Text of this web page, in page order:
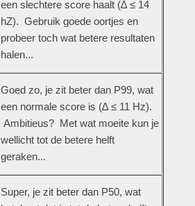
een slechtere score haalt (∆ ≤ 14
hZ). Gebruik goede oortjes en
probeer toch wat betere resultaten
halen...
Goed zo, je zit beter dan P99, wat
een normale score is (∆ ≤11 Hz).
Ambitieus? Met wat moeite kun je
wellicht tot de betere helft
geraken...
Super, je zit beter dan P50, wat